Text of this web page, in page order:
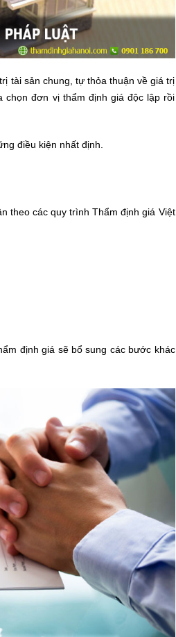
tài sản chung, tự thỏa thuận về giá trị
chọn đơn vị thẩm định giá độc lập rồi
điều kiện nhất định.
theo các quy trình Thẩm định giá Việt
định giá sẽ bổ sung các bước khác